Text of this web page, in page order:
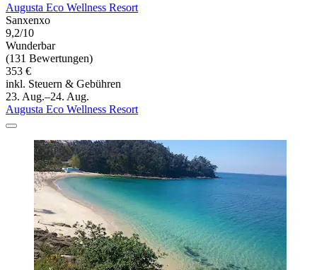
Augusta Eco Wellness Resort
Sanxenxo
9,2/10
Wunderbar
(131 Bewertungen)
353 €
inkl. Steuern & Gebühren
23. Aug.–24. Aug.
Augusta Eco Wellness Resort